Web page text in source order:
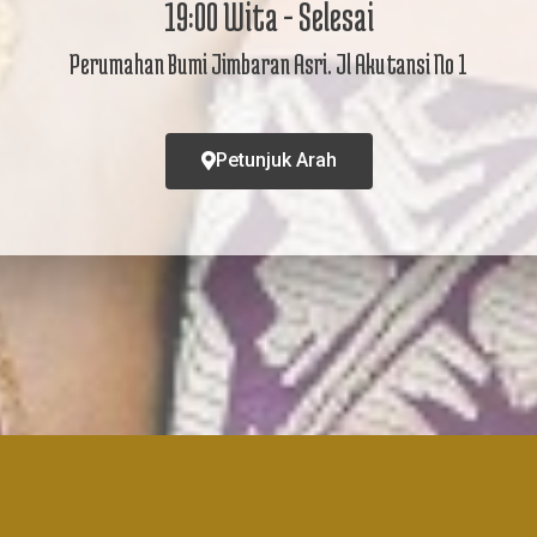
maaf apabila ada kesalahan penulisan nama &
Buka Undangan
Mohon maaf apabila ada kesalahan penulisan nama/gelar
19:00 Wita - Selesai
Perumahan Bumi Jimbaran Asri. Jl Akutansi No 1
Petunjuk Arah